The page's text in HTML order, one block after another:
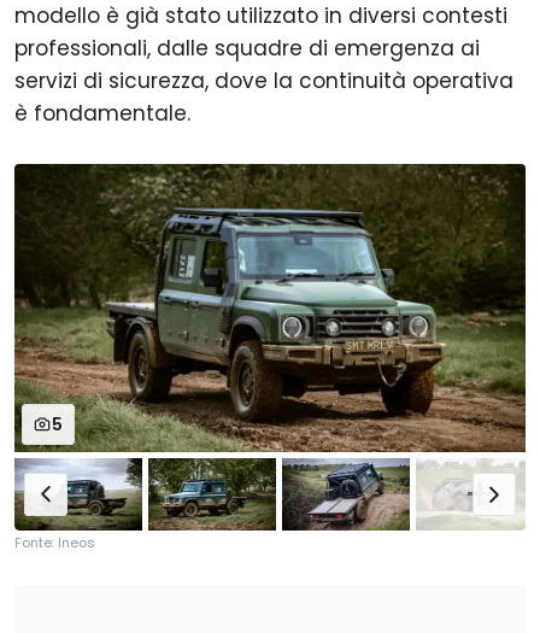
modello è già stato utilizzato in diversi contesti
professionali, dalle squadre di emergenza ai
servizi di sicurezza, dove la continuità operativa
è fondamentale.
5
Fonte: Ineos